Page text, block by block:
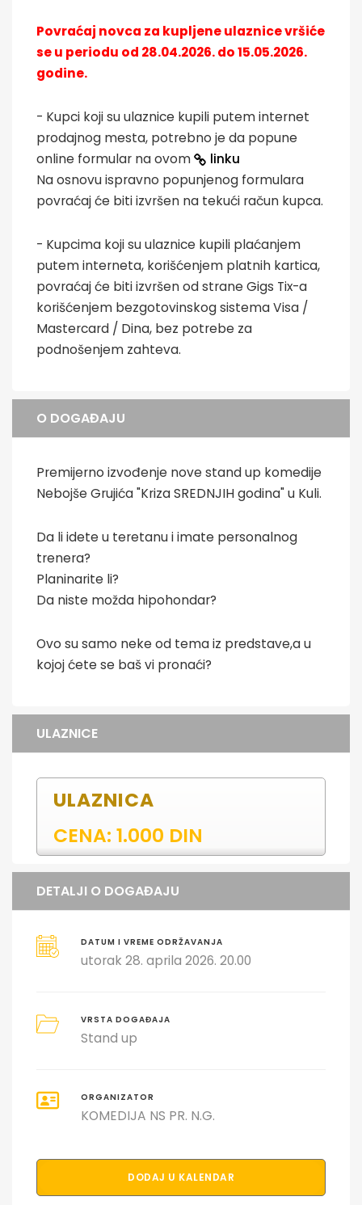
Povraćaj novca za kupljene ulaznice vršiće
se u periodu od 28.04.2026. do 15.05.2026.
godine.
- Kupci koji su ulaznice kupili putem internet
prodajnog mesta, potrebno je da popune
online formular na ovom
linku
Na osnovu ispravno popunjenog formulara
povraćaj će biti izvršen na tekući račun kupca.
- Kupcima koji su ulaznice kupili plaćanjem
putem interneta, korišćenjem platnih kartica,
povraćaj će biti izvršen od strane Gigs Tix-a
korišćenjem bezgotovinskog sistema Visa /
Mastercard / Dina, bez potrebe za
podnošenjem zahteva.
O DOGAĐAJU
Premijerno izvođenje nove stand up komedije
Nebojše Grujića "Kriza SREDNJIH godina" u Kuli.
Da li idete u teretanu i imate personalnog
trenera?
Planinarite li?
Da niste možda hipohondar?
Ovo su samo neke od tema iz predstave,a u
kojoj ćete se baš vi pronaći?
ULAZNICE
ULAZNICA
CENA: 1.000 DIN
DETALJI O DOGAĐAJU
DATUM I VREME ODRŽAVANJA
utorak 28. aprila 2026. 20.00
VRSTA DOGAĐAJA
Stand up
ORGANIZATOR
KOMEDIJA NS PR. N.G.
DODAJ U KALENDAR